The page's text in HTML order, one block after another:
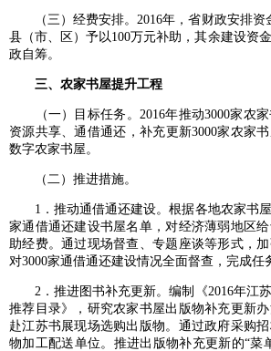
（三）经费安排。2016年，省财政安排资
县（市、区）予以100万元补助，其余建设资
政自筹。
三、农家书屋提升工程
（一）目标任务。2016年推动3000家农家
资源共享、通借通还，补充更新3000家农家
数字农家书屋。
（二）推进措施。
1．推动通借通还建设。根据各地农家书屋
家通借通还建设书屋名单，对经济薄弱地区
助经费。通过现场督查、专题座谈等形式，
对3000家通借通还建设情况全面督查，完成任
2．推进图书补充更新。编制《2016年江苏
推荐目录》，研究农家书屋出版物补充更新
赴江苏书展现场选购出版物。通过政府采购
物加工配送单位。推进出版物补充更新的“菜